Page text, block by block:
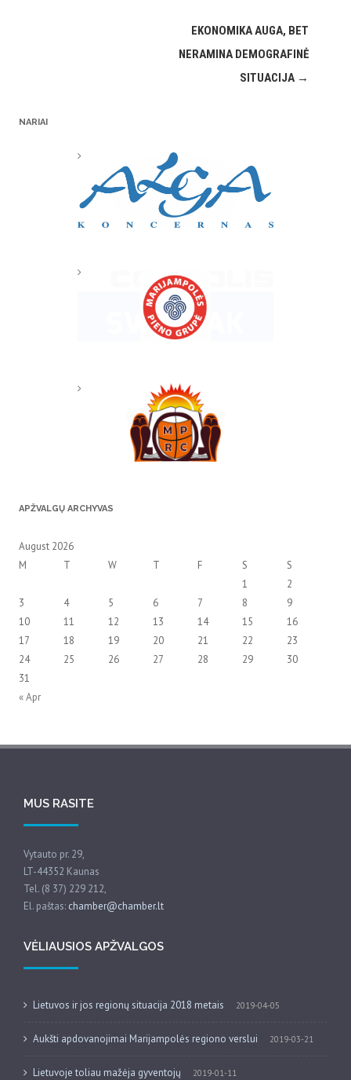
EKONOMIKA AUGA, BET
NERAMINA DEMOGRAFINĖ
SITUACIJA →
NARIAI
APŽVALGŲ ARCHYVAS
August 2026
M
T W T F S S
« Apr
1
2
3
4 5 6 7 8
9
10
11 12 13 14 15
16
17
18 19 20 21 22
23
24
25 26 27 28 29
30
31
MUS RASITE
Vytauto pr. 29,
LT-44352 Kaunas
Tel. (8 37) 229 212,
El. paštas: chamber@chamber.lt
VĖLIAUSIOS APŽVALGOS
Lietuvos ir jos regionų situacija 2018 metais 2019-04-05
Aukšti apdovanojimai Marijampolės regiono verslui 2019-03-21
Lietuvoje toliau mažėja gyventojų 2019-01-11